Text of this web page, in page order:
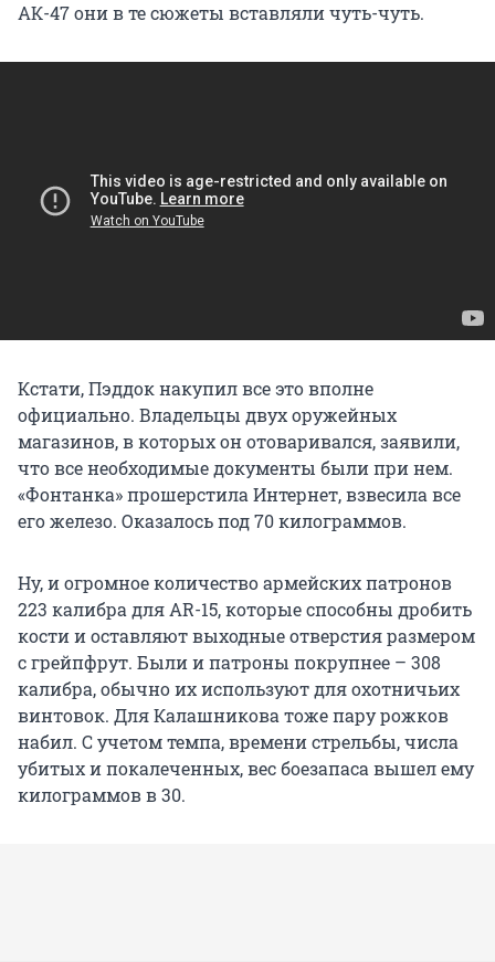
АК-47 они в те сюжеты вставляли чуть-чуть.
Кстати, Пэддок накупил все это вполне
официально. Владельцы двух оружейных
магазинов, в которых он отоваривался, заявили,
что все необходимые документы были при нем.
«Фонтанка» прошерстила Интернет, взвесила все
его железо. Оказалось под 70 килограммов.
Ну, и огромное количество армейских патронов
223 калибра для AR-15, которые способны дробить
кости и оставляют выходные отверстия размером
с грейпфрут. Были и патроны покрупнее – 308
калибра, обычно их используют для охотничьих
винтовок. Для Калашникова тоже пару рожков
набил. С учетом темпа, времени стрельбы, числа
убитых и покалеченных, вес боезапаса вышел ему
килограммов в 30.